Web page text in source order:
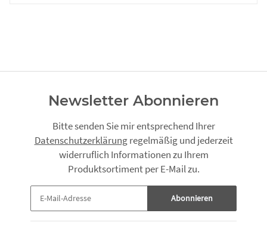
Newsletter Abonnieren
Bitte senden Sie mir entsprechend Ihrer
Datenschutzerklärungregelmäßig und jederzeit
widerruflich Informationen zu Ihrem
Produktsortiment per E-Mail zu.
Abonnieren